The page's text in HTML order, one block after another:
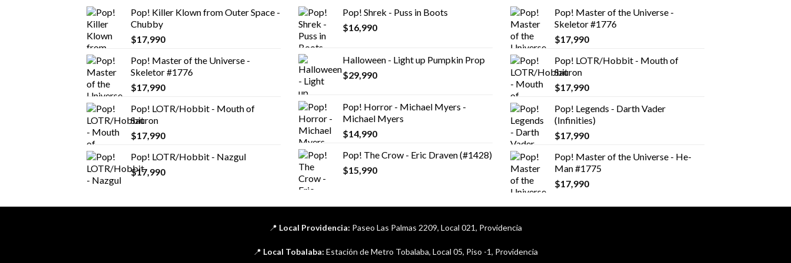
Pop! Killer Klown from Outer Space -
Chubby
$17,990
Pop! Master of the Universe -
Skeletor #1776
$17,990
Pop! LOTR/Hobbit - Mouth of
Sauron
$17,990
Pop! LOTR/Hobbit - Nazgul
$17,990
Pop! Shrek - Puss in Boots
$16,990
Halloween - Light up Pumpkin Prop
$29,990
Pop! Horror - Michael Myers -
Michael Myers
$14,990
Pop! The Crow - Eric Draven (#1428)
$15,990
Pop! Master of the Universe -
Skeletor #1776
$17,990
Pop! LOTR/Hobbit - Mouth of
Sauron
$17,990
Pop! Legends - Darth Vader
(Infinities)
$17,990
Pop! Master of the Universe - He-
Man #1775
$17,990
📍 Local Providencia: Paseo Las Palmas 2209, Local 021, Providencia
📍 Local Tobalaba: Estación de Metro Tobalaba, Local 05, Piso -1, Providencia